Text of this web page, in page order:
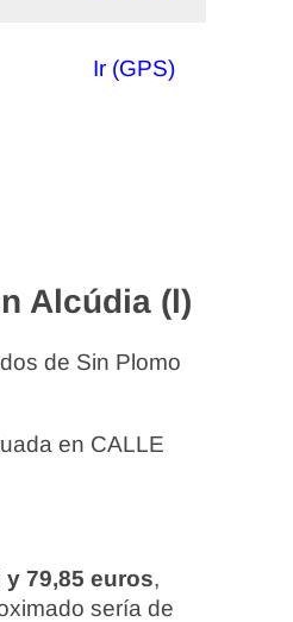
Ir (GPS)
Alcúdia (l)
de Sin Plomo
en CALLE
y 79,85 euros,
sería de